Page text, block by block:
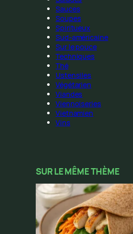
Sauces
Soupes
Spiritueux
Sud-américaine
Sur le pouce
Techniques
Thé
Ustensiles
Végétarien
Viandes
Viennoiseries
Vietnamien
Vins
SUR LE MÊME THÈME